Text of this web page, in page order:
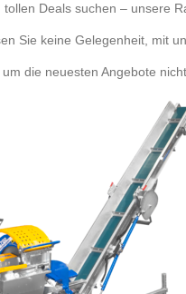
Deals suchen – unsere
Sie keine Gelegenheit, mit
die neuesten Angebote